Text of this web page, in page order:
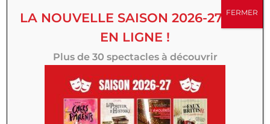
Superbe pièce j'ai adoré, les acteurs sont
top, beaucoup d'humour ce qui fait du
Un grand merci à toute l'équipe
21 février 2025
LA NOUVELLE SAISON 2026-27 EST
EN LIGNE !
Plus de 30 spectacles à découvrir
FERMER